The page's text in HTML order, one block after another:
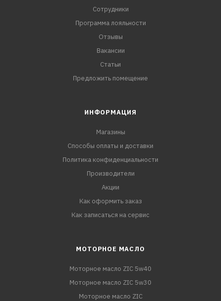
Сотрудники
Программа лояльности
Отзывы
Вакансии
Статьи
Предложить помещение
ИНФОРМАЦИЯ
Магазины
Способы оплаты и доставки
Политика конфиденциальности
Производители
Акции
Как оформить заказ
Как записаться на сервис
МОТОРНОЕ МАСЛО
Моторное масло ZIC 5w40
Моторное масло ZIC 5w30
Моторное масло ZIC